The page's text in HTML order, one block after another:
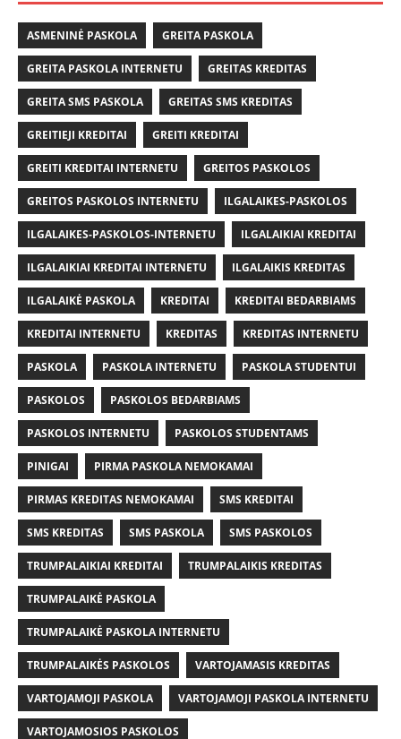
ASMENINĖ PASKOLA GREITA PASKOLA
GREITA PASKOLA INTERNETU GREITAS KREDITAS
GREITA SMS PASKOLA GREITAS SMS KREDITAS
GREITIEJI KREDITAI GREITI KREDITAI
GREITI KREDITAI INTERNETU GREITOS PASKOLOS
GREITOS PASKOLOS INTERNETU ILGALAIKES-PASKOLOS
ILGALAIKES-PASKOLOS-INTERNETU ILGALAIKIAI KREDITAI
ILGALAIKIAI KREDITAI INTERNETU ILGALAIKIS KREDITAS
ILGALAIKĖ PASKOLA KREDITAI KREDITAI BEDARBIAMS
KREDITAI INTERNETU KREDITAS KREDITAS INTERNETU
PASKOLA PASKOLA INTERNETU PASKOLA STUDENTUI
PASKOLOS PASKOLOS BEDARBIAMS
PASKOLOS INTERNETU PASKOLOS STUDENTAMS
PINIGAI PIRMA PASKOLA NEMOKAMAI
PIRMAS KREDITAS NEMOKAMAI SMS KREDITAI
SMS KREDITAS SMS PASKOLA SMS PASKOLOS
TRUMPALAIKIAI KREDITAI TRUMPALAIKIS KREDITAS
TRUMPALAIKĖ PASKOLA
TRUMPALAIKĖ PASKOLA INTERNETU
TRUMPALAIKĖS PASKOLOS VARTOJAMASIS KREDITAS
VARTOJAMOJI PASKOLA VARTOJAMOJI PASKOLA INTERNETU
VARTOJAMOSIOS PASKOLOS